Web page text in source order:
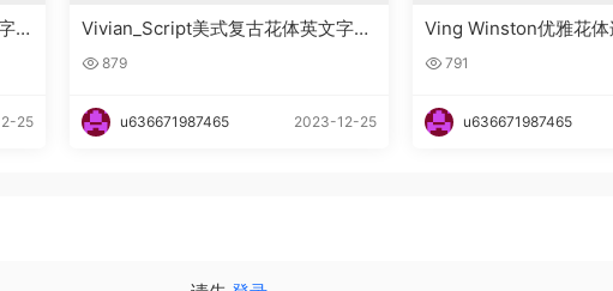
25
Vivian_Script美式复古花体英文字体
下载
879
u636671987465 2023-12-25
Ving Winston优雅花体
下载
791
u636671987465